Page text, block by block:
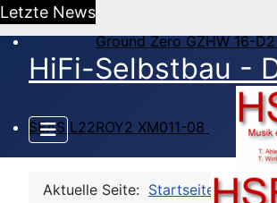
Letzte News
Ground Zero GZHW 16-
SEAS L22ROY2 XM011-08
HiFi-Selbstbau -
Aktuelle Seite: Startseite